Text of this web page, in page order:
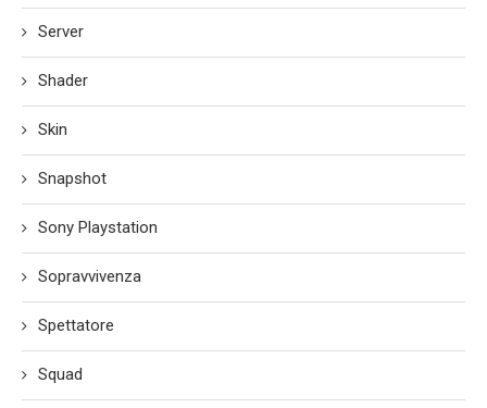
Server
Shader
Skin
Snapshot
Sony Playstation
Sopravvivenza
Spettatore
Squad